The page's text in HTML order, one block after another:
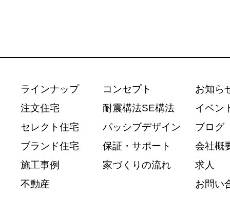
ラインナップ
注文住宅
セレクト住宅
ブランド住宅
施工事例
不動産
コンセプト
耐震構法SE構法
パッシブデザイン
保証・サポート
家づくりの流れ
お知ら
イベン
ブログ
会社概
求人
お問い